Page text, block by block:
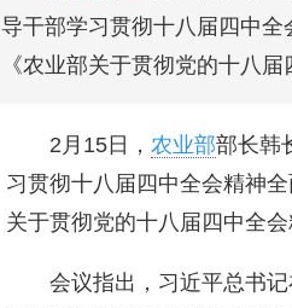
导干部学习贯彻十八届四中
《农业部关于贯彻党的十八
2月15日， 农业部部长韩
习贯彻十八届四中全会精神
关于贯彻党的十八届四中全
会议指出，习近平总书